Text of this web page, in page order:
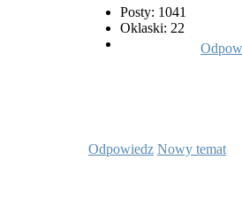
Posty: 1041
Oklaski: 22
Odpowiedz Nowy temat